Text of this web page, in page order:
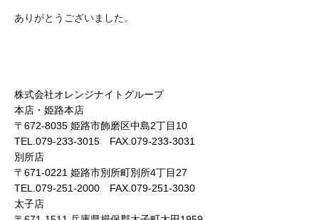
ありがとうございました。
株式会社オレンジナイトグループ
本店・姫路本店
〒672-8035 姫路市飾磨区中島2丁目10
TEL.079-233-3015 FAX.079-233-3031
別所店
〒671-0221 姫路市別所町別所4丁目27
TEL.079-251-2000 FAX.079-251-3030
太子店